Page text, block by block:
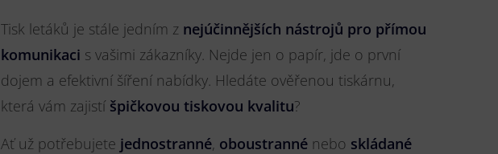
Tisk letáků je stále jedním z nejúčinnějších nástrojů pro přímou
komunikaci s vašimi zákazníky. Nejde jen o papír, jde o první
dojem a efektivní šíření nabídky. Hledáte ověřenou tiskárnu,
která vám zajistí špičkovou tiskovou kvalitu?
Ať už potřebujete jednostranné, oboustranné nebo skládané